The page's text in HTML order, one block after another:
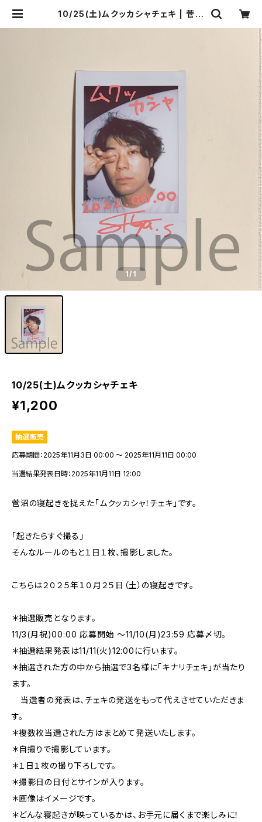
10/25(土)ムクッカシャチェキ | 菅沼
1/1
10/25(土)ムクッカシャチェキ
¥1,200
抽選販売
応募期間：2025年11月3日 00:00 〜 2025年11月11日 00:00
当選結果発表日時：2025年11月11日 12:00
菅沼の寝起きを捉えた「ムクッカシャ！チェキ」です。
「起きたらすぐ撮る」
そんなルールのもと１日１枚、撮影しました。
こちらは２０２５年１０月２５日（土）の寝起きです。
＊抽選販売となります。
11/3(月祝)00:00 応募開始 〜11/10(月)23:59 応募〆切。
＊抽選結果発表は11/11(火)12:00に行います。
＊抽選された方の中から抽選で3名様に「キナリチェキ」が当たり
ます。
当選者の発表は、チェキの発送をもって代えさせていただきま
す。
＊複数枚当選された方はまとめて発送いたします。
＊自撮りで撮影しています。
＊１日１枚の撮り下ろしです。
＊撮影日の日付とサインが入ります。
＊画像はイメージです。
＊どんな寝起きが映っているかは、お手元に届くまで楽しみに！